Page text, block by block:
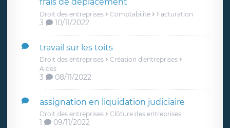
Droit des entreprises Comptabilité Facturation
3 10/11/2022
travail sur les toits
Droit des entreprises
Création d'entreprises
Aides
3 08/11/2022
assignation en liquidation judiciaire
Droit des entreprises Clôture des entreprises
1 09/11/2022